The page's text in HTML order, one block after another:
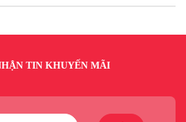
TIN KHUYẾN MÃI